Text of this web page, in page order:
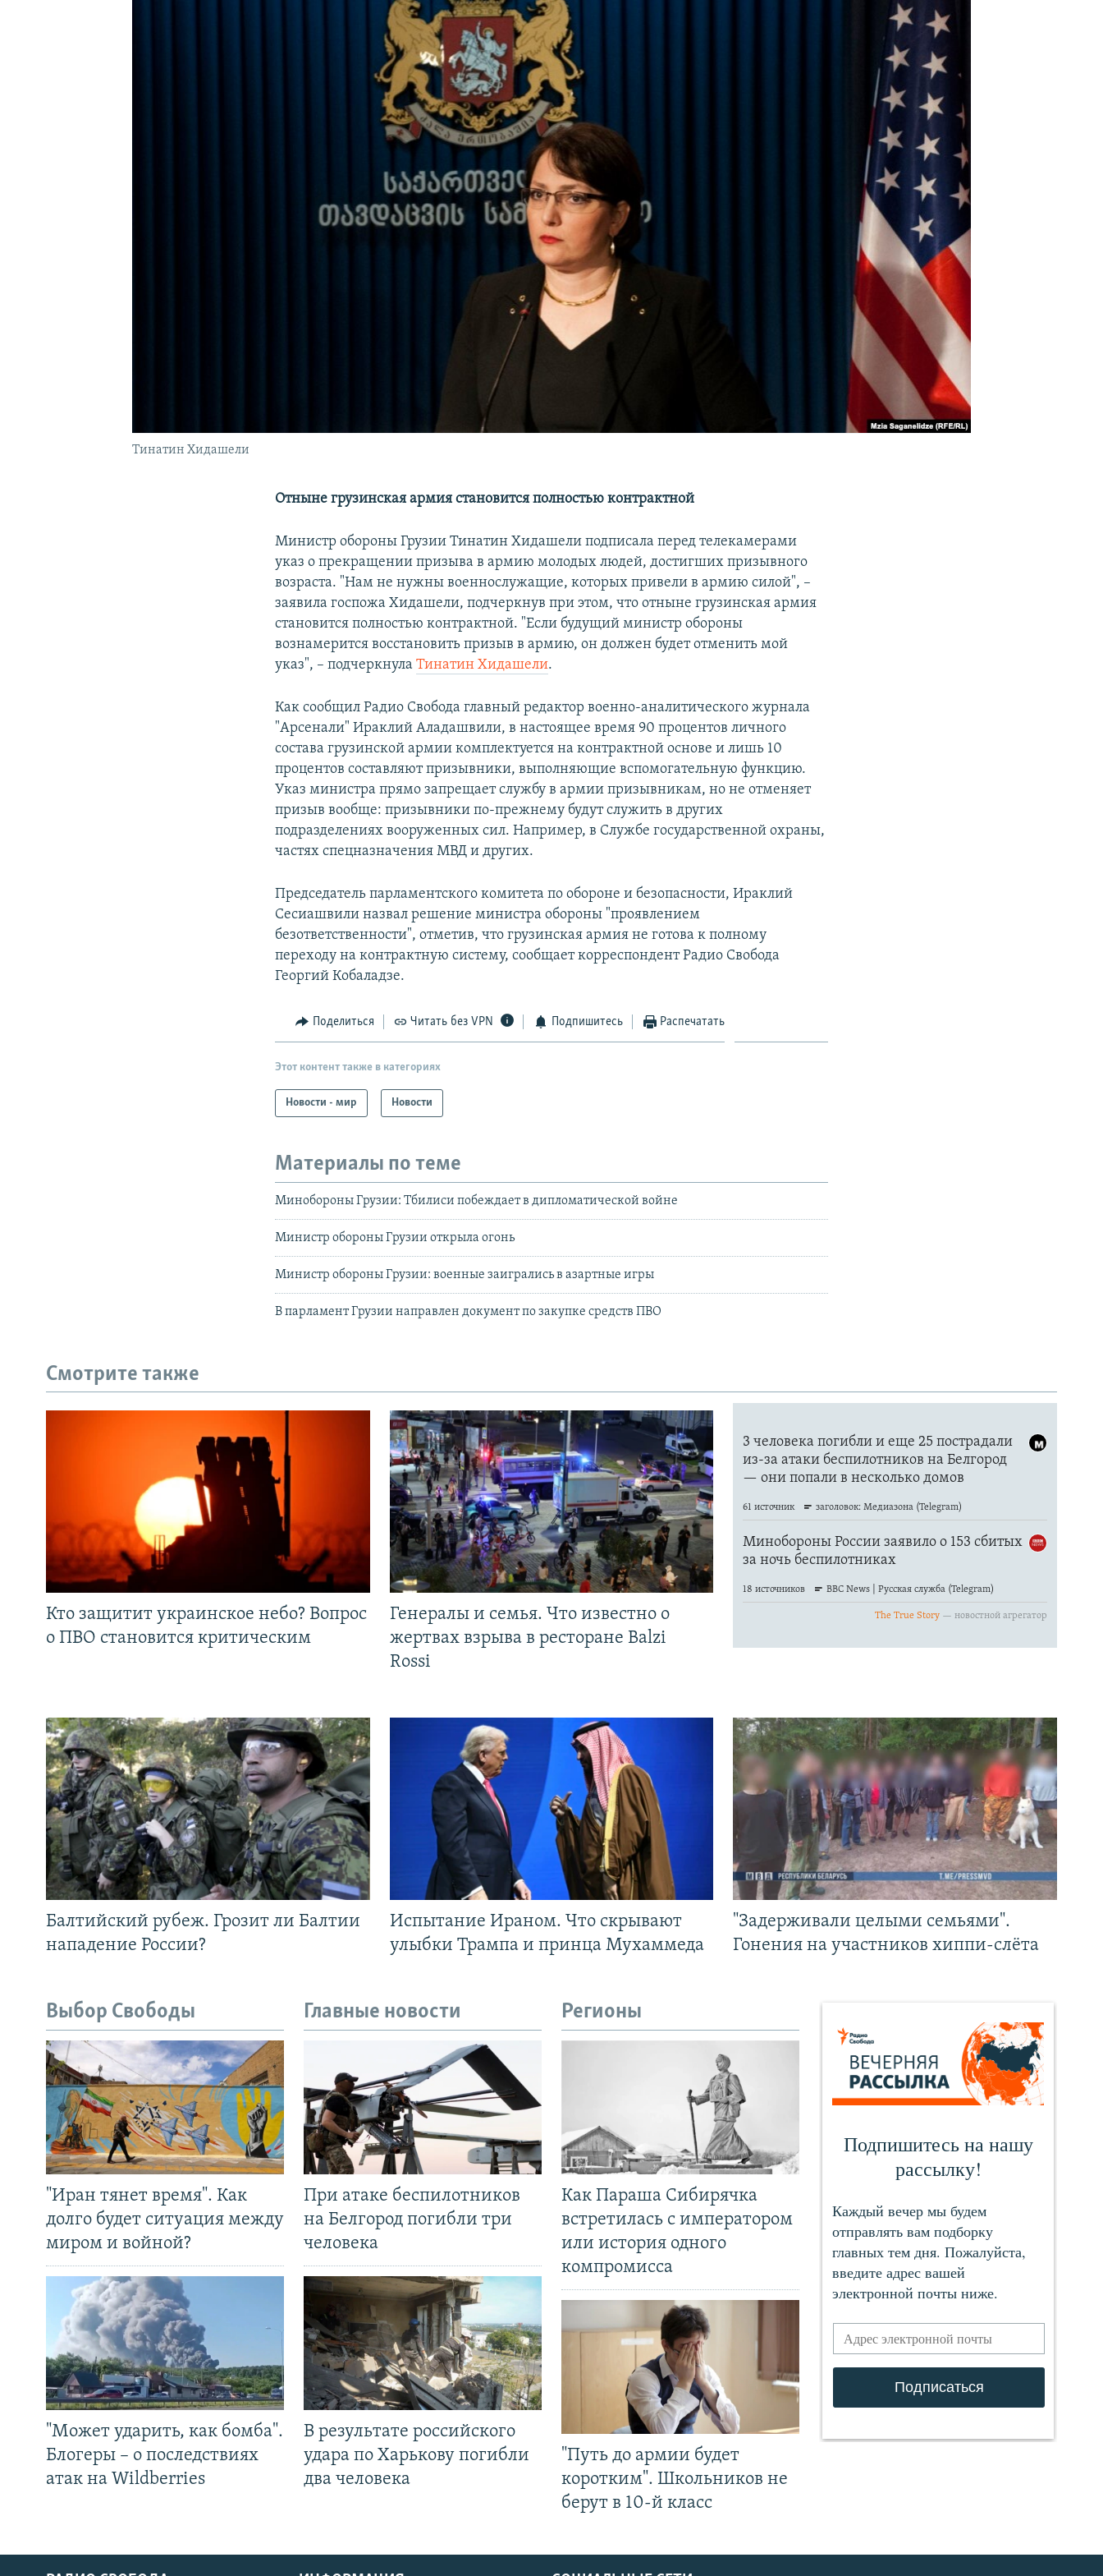
Тинатин Хидашели
Отныне грузинская армия становится полностью контрактной
Министр обороны Грузии Тинатин Хидашели подписала перед телекамерами
указ о прекращении призыва в армию молодых людей, достигших призывного
возраста. "Нам не нужны военнослужащие, которых привели в армию силой", –
заявила госпожа Хидашели, подчеркнув при этом, что отныне грузинская армия
становится полностью контрактной. "Если будущий министр обороны
вознамерится восстановить призыв в армию, он должен будет отменить мой
указ", – подчеркнулаТинатин Хидашели.
Как сообщил Радио Свобода главный редактор военно-аналитического журнала
"Арсенали" Ираклий Аладашвили, в настоящее время 90 процентов личного
состава грузинской армии комплектуется на контрактной основе и лишь 10
процентов составляют призывники, выполняющие вспомогательную функцию.
Указ министра прямо запрещает службу в армии призывникам, но не отменяет
призыв вообще: призывники по-прежнему будут служить в других
подразделениях вооруженных сил. Например, в Службе государственной охраны,
частях спецназначения МВД и других.
Председатель парламентского комитета по обороне и безопасности, Ираклий
Сесиашвили назвал решение министра обороны "проявлением
безответственности", отметив, что грузинская армия не готова к полному
переходу на контрактную систему, сообщает корреспондент Радио Свобода
Георгий Кобаладзе.
Поделиться Читать без VPN Подпишитесь Распечатать
Этот контент также в категориях
Новости - мир Новости
Материалы по теме
Минобороны Грузии: Тбилиси побеждает в дипломатической войне
Министр обороны Грузии открыла огонь
Министр обороны Грузии: военные заигрались в азартные игры
В парламент Грузии направлен документ по закупке средств ПВО
Смотрите также
Кто защитит украинское небо? Вопрос
о ПВО становится критическим
Генералы и семья. Что известно о
жертвах взрыва в ресторане Balzi
Rossi
Балтийский рубеж. Грозит ли Балтии
нападение России?
Испытание Ираном. Что скрывают
улыбки Трампа и принца Мухаммеда
"Задерживали целыми семьями".
Гонения на участников хиппи-слёта
Выбор Свободы
"Иран тянет время". Как
долго будет ситуация между
миром и войной?
"Может ударить, как бомба".
Блогеры – о последствиях
атак на Wildberries
Главные новости
При атаке беспилотников
на Белгород погибли три
человека
В результате российского
удара по Харькову погибли
два человека
Регионы
Как Параша Сибирячка
встретилась с императором
или история одного
компромисса
"Путь до армии будет
коротким". Школьников не
берут в 10-й класс